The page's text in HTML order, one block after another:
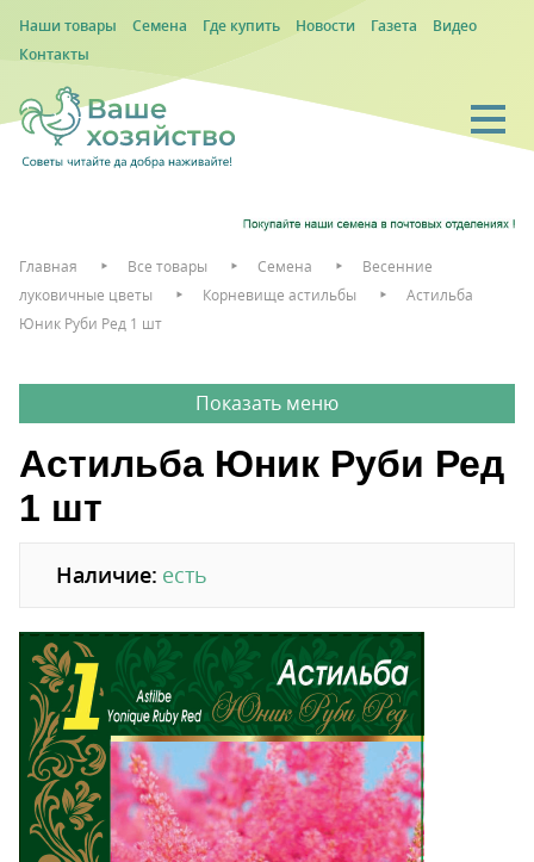
Наши товары Семена Где купить Новости Газета
Видео
Контакты
Главная Все товары Семена
Весенние
луковичные цветы
Корневище астильбы
Астильба
Юник Руби Ред 1 шт
Астильба Юник Руби Ред
1 шт
Наличие: есть